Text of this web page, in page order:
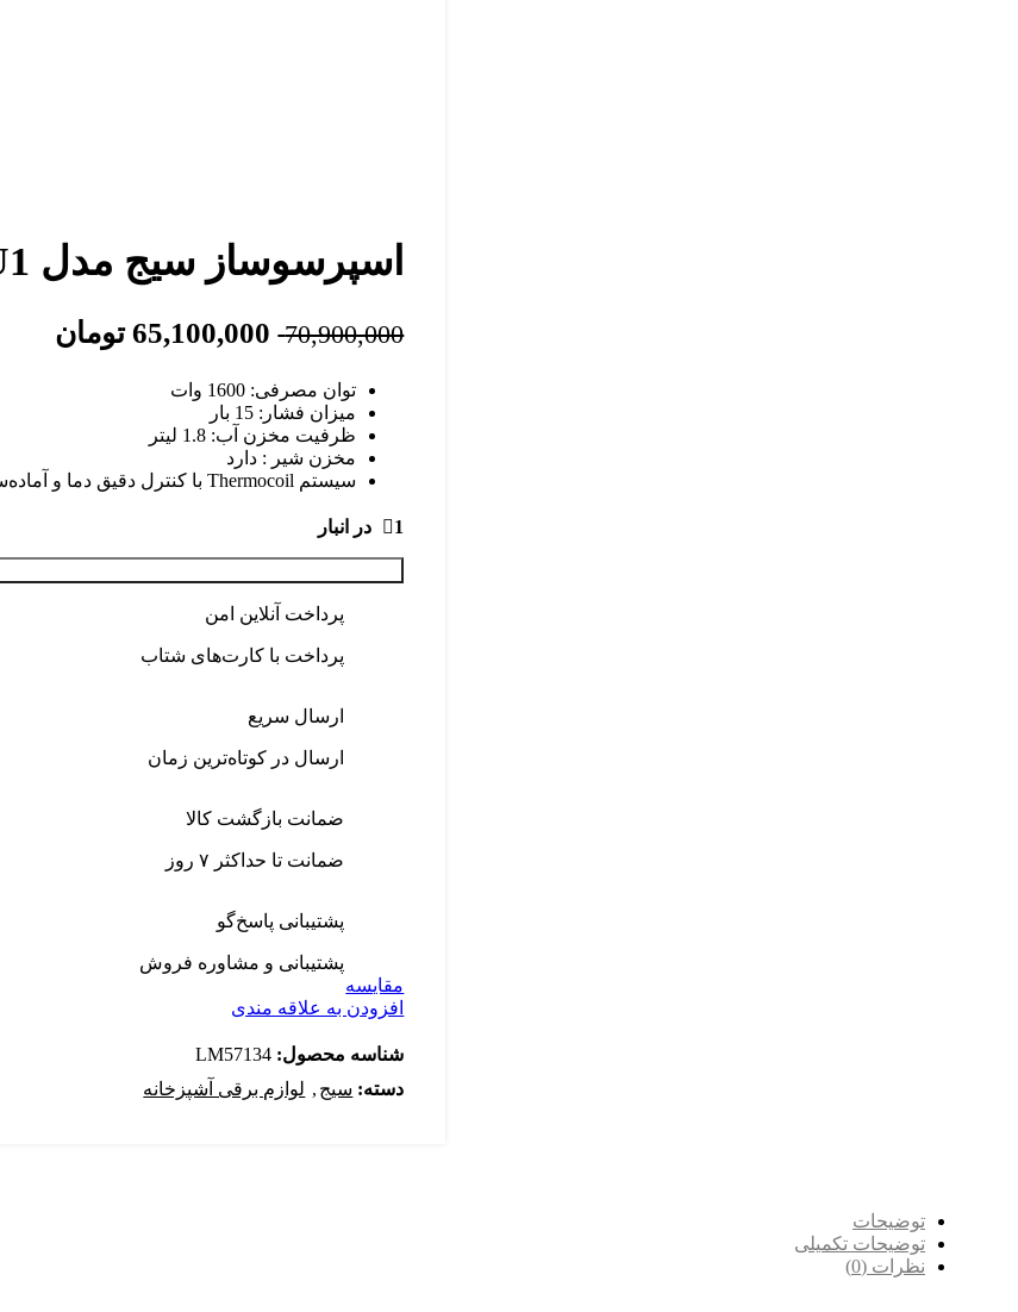
اسپرسوساز سیج مدل SAGE BES810BSS2EEU1
70,900,000 قیمت
بود.
65,100,000 تومانقیمت
توان مصرفی: 1600 وات
میزان فشار: 15 بار
ظرفیت مخزن آب: 1.8 لیتر
مخزن شیر : دارد
سیستم Thermocoil با کنترل دقیق دما و آماده‌سازی سریع آب (Thermocoil Heating System)
1 در انبار
پرداخت آنلاین امن
پرداخت با کارت‌های شتاب
ارسال سریع
ارسال در کوتاه‌ترین زمان
ضمانت بازگشت کالا
ضمانت تا حداکثر ۷ روز
پشتیبانی پاسخ‌گو
پشتیبانی و مشاوره فروش
مقایسه
افزودن به علاقه مندی
شناسه محصول: LM57134
دسته: سیج , لوازم برقی آشپزخانه
توضیحات
توضیحات تکمیلی
نظرات (0)